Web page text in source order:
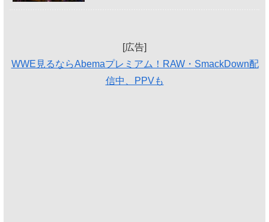
[広告]
WWE見るならAbemaプレミアム！RAW・SmackDown配
信中、PPVも